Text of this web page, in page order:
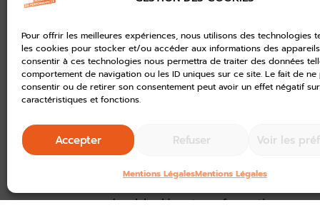
Pour offrir les meilleures expériences, nous utilisons des technologies
les cookies pour stocker et/ou accéder aux informations des
consentir à ces technologies nous permettra de traiter des données
comportement de navigation ou les ID uniques sur ce site. Le fait de ne
consentir ou de retirer son consentement peut avoir un effet négatif
caractéristiques et fonctions.
Accepter Refuser Voir les
Mentions LégalesMentions Légales
en 2024, laCommunauté
Corrèze Tourisme pour
en 2025, l’opérateur
acquérant le site.
hébergements sur pilotis
futurs aménagements
paysagère renforcée avec
une
durable. Une transformation en